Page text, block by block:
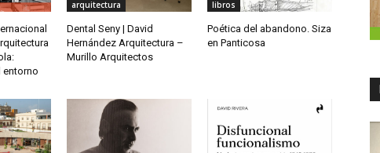
entorno
arquitectura
Dental Seny | David
Hernández Arquitectura –
Murillo Arquitectos
libros
Poética del abandono. Siza
en Panticosa